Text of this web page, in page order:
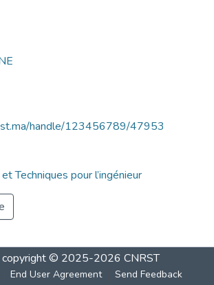
handle/123456789/47953
Techniques pour l’ingénieur
copyright © 2025-2026 CNRST
End User Agreement Send Feedback